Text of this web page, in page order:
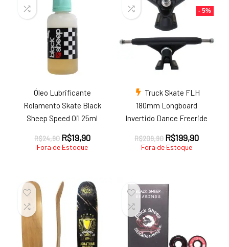
Óleo Lubrificante
Rolamento Skate Black
Sheep Speed Oil 25ml
R$24,90 O
preço
R$19,90O
Fora de Estoque
- 5%
Truck Skate FLH
180mm Longboard
Invertido Dance Freeride
R$209,90 O
preço
R$199,90O
Fora de Estoque